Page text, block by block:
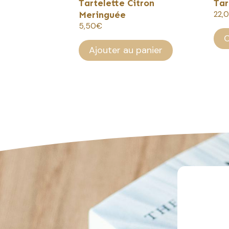
Tartelette Citron
Meringuée
5,50€
Ajouter au panier
la
du